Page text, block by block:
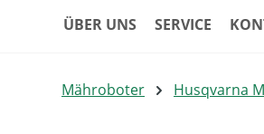
ÜBER UNS SERVICE
Mähroboter Husqvarna